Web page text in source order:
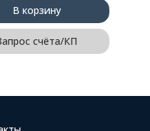
В корзину
счёта/КП